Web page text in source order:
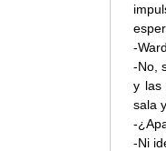
-
-No,
y las
sala
-
-Ni